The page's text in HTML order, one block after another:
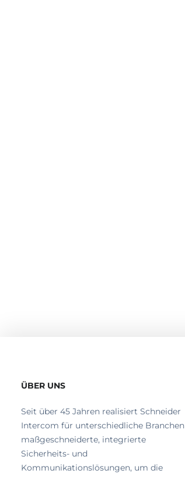
ÜBER UNS
Seit über 45 Jahren realisiert Schneider
Intercom für unterschiedliche Branchen
maßgeschneiderte, integrierte
Sicherheits- und
Kommunikationslösungen, um die